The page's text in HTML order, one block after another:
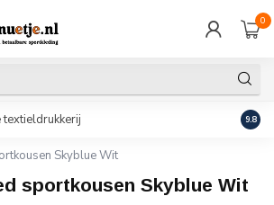
0
textieldrukkerij 9.8
Skyblue Wit
sportkousen Skyblue Wit